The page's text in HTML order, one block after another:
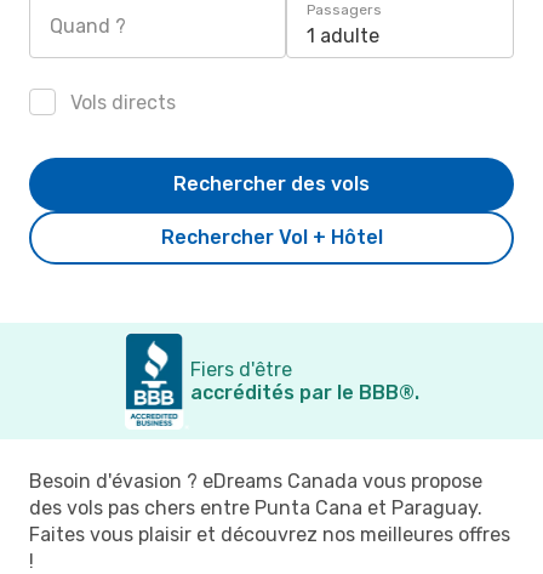
Quand ?
Passagers
1 adulte
Vols directs
Rechercher Vol + Hôtel
Rechercher des vols
Fiers d'être
accrédités par le BBB®.
Besoin d'évasion ? eDreams Canada vous propose
des vols pas chers entre Punta Cana et Paraguay.
Faites vous plaisir et découvrez nos meilleures offres
!